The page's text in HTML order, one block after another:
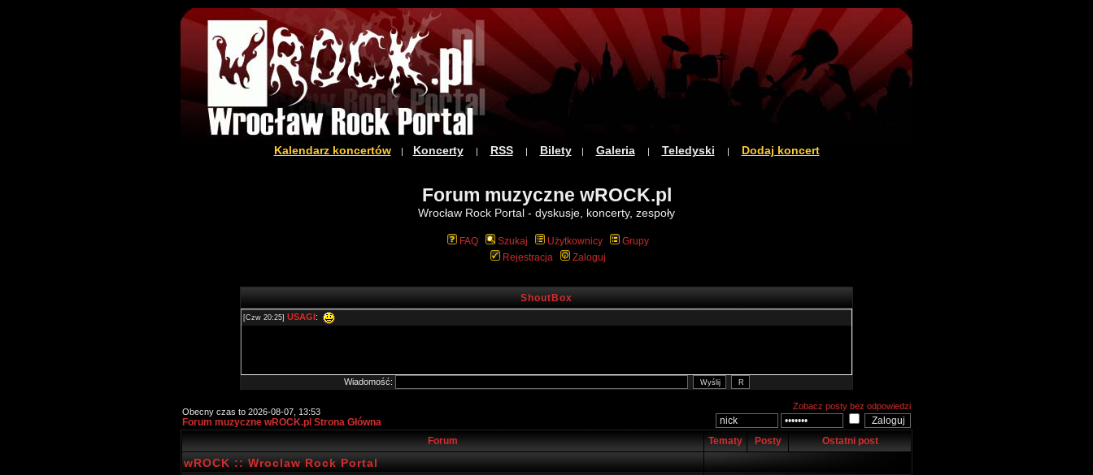
Kalendarz koncertów| Koncerty| RSS| Bilety| Galeria| Teledyski | Dodaj koncert
Forum muzyczne wROCK.pl
Wrocław Rock Portal - dyskusje, koncerty, zespoły
FAQ Szukaj Użytkownicy
Grupy
Rejestracja
Zaloguj
ShoutBox
Wiadomość:
Obecny czas to 2026-08-07, 13:53
Forum muzyczne wROCK.pl Strona Główna
Zobacz posty bez odpowiedzi
Forum Tematy Posty Ostatni post
wROCK :: Wroclaw Rock Portal